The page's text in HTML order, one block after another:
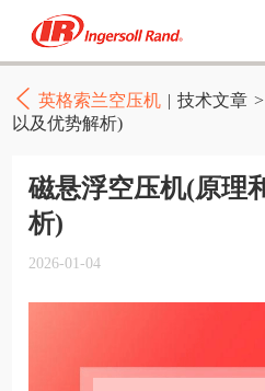
英格索兰空压机 | 技术文章 >
以及优势解析)
磁悬浮空压机(原理
析)
2026-01-04